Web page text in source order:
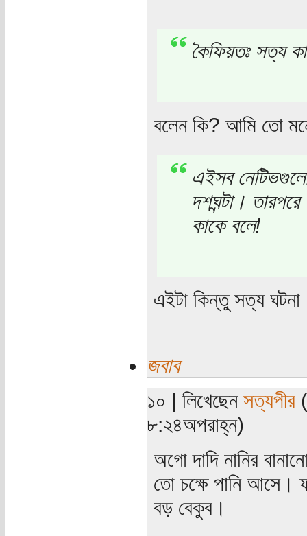
কৈফিয়তঃ সত্য
বলেন কি? আমি তো
এইসব
দশঘন্টা।
কাকে বলে!
এইটা কিন্তু সত্য
জবাব
১০ | লিখেছেন সত্যপীর
৮:২৪অপরাহ্ন)
অগো দাদি নানির
তো চক্ষে পানি আসে।
বড় বেকুব।